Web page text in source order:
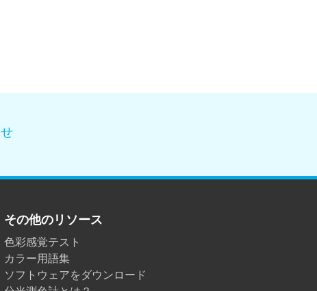
その他のリソース
色彩感覚テスト
カラー用語集
ソフトウェアをダウンロード